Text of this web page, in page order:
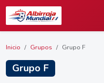
Inicio Grupos Grupo F
Grupo F